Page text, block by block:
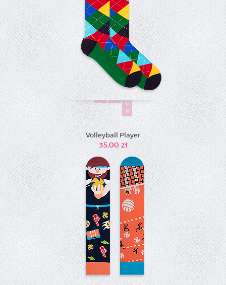
36-
39
40-
43
44
46
Volleyball Player
35,00 zł